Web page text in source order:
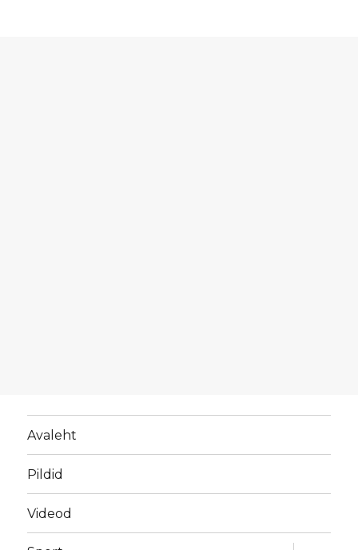
Avaleht
Pildid
Videod